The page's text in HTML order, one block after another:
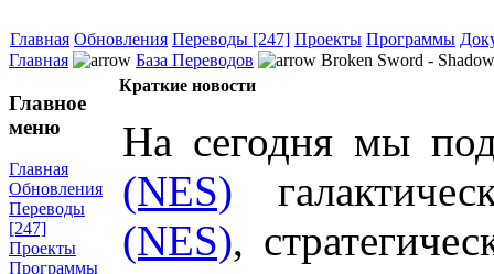
Главная Обновления Переводы [247] Проекты Программы
Главная
База Переводов Broken Sword -
Главное
меню
Главная
Обновления
Переводы
[247]
Проекты
Программы
Краткие новости
На сегодня мы
(NES)
(NES),